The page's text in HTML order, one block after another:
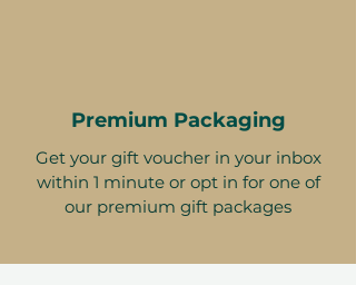
Premium Packaging
Get your gift voucher in your inbox
within 1 minute or opt in for one of
our premium gift packages